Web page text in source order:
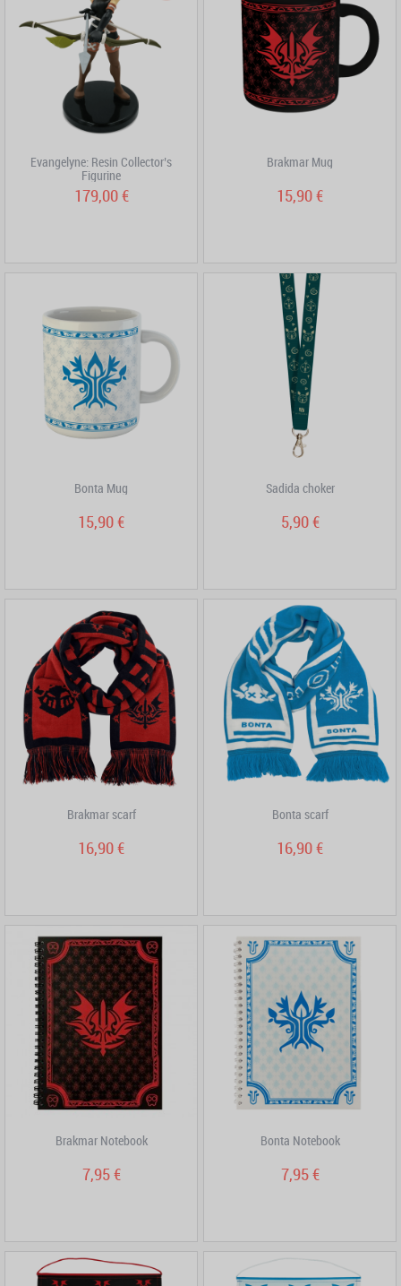
Evangelyne: Resin Collector’s
Figurine
179,00 €
Brakmar Mug
15,90 €
Bonta Mug
15,90 €
Sadida choker
5,90 €
Brakmar scarf
16,90 €
Bonta scarf
16,90 €
Brakmar Notebook
7,95 €
Bonta Notebook
7,95 €